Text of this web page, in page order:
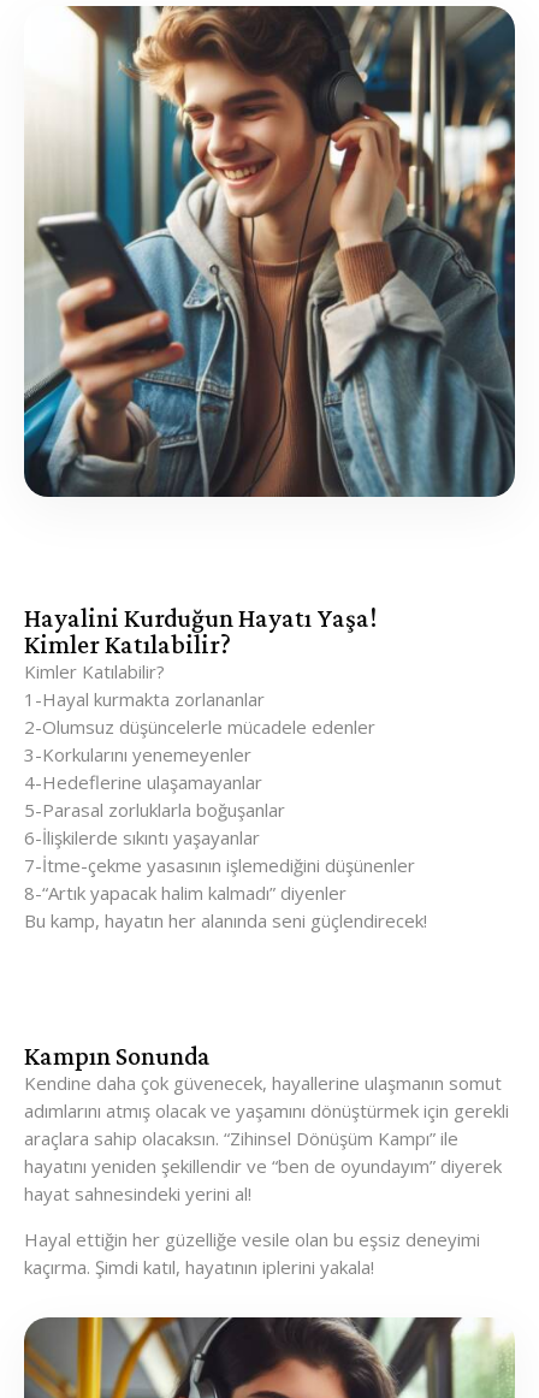
Hayalini Kurduğun Hayatı Yaşa!
Kimler Katılabilir?
Kimler Katılabilir?
1-Hayal kurmakta zorlananlar
2-Olumsuz düşüncelerle mücadele edenler
3-Korkularını yenemeyenler
4-Hedeflerine ulaşamayanlar
5-Parasal zorluklarla boğuşanlar
6-İlişkilerde sıkıntı yaşayanlar
7-İtme-çekme yasasının işlemediğini düşünenler
8-“Artık yapacak halim kalmadı” diyenler
Bu kamp, hayatın her alanında seni güçlendirecek!
Kampın Sonunda
Kendine daha çok güvenecek, hayallerine ulaşmanın somut
adımlarını atmış olacak ve yaşamını dönüştürmek için gerekli
araçlara sahip olacaksın. “Zihinsel Dönüşüm Kampı” ile
hayatını yeniden şekillendir ve “ben de oyundayım” diyerek
hayat sahnesindeki yerini al!
Hayal ettiğin her güzelliğe vesile olan bu eşsiz deneyimi
kaçırma. Şimdi katıl, hayatının iplerini yakala!